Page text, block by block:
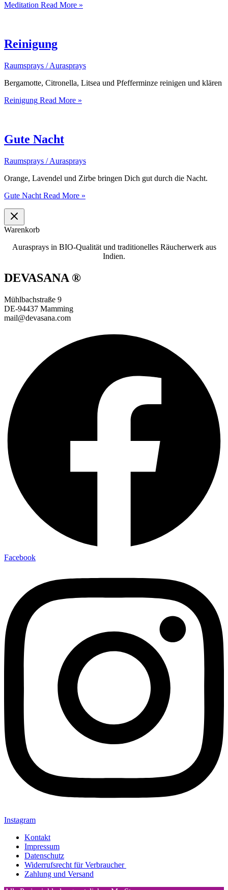
Meditation Read More »
Reinigung
Raumsprays / Aurasprays
Bergamotte, Citronella, Litsea und Pfefferminze reinigen und klären
Reinigung Read More »
Gute Nacht
Raumsprays / Aurasprays
Orange, Lavendel und Zirbe bringen Dich gut durch die Nacht.
Gute Nacht Read More »
Warenkorb
Aurasprays in BIO-Qualität und traditionelles Räucherwerk aus
Indien.
DEVASANA ®
Mühlbachstraße 9
DE-94437 Mamming
mail@devasana.com
Facebook
Instagram
Kontakt
Impressum
Datenschutz
Widerrufsrecht für Verbraucher
Zahlung und Versand